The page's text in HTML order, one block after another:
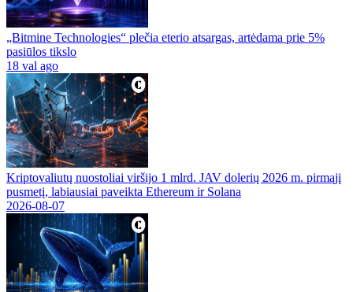
„Bitmine Technologies“ plečia eterio atsargas, artėdama prie 5%
pasiūlos tikslo
18 val ago
Kriptovaliutų nuostoliai viršijo 1 mlrd. JAV dolerių 2026 m. pirmąjį
pusmetį, labiausiai paveikta Ethereum ir Solana
2026-08-07